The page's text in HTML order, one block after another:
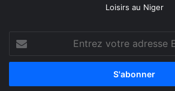
Loisirs au Niger
votre
adresse